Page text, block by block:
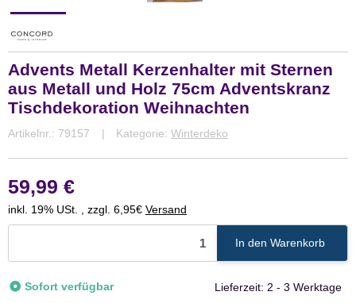
Advents Metall Kerzenhalter mit Sternen
aus Metall und Holz 75cm Adventskranz
Tischdekoration Weihnachten
Artikelnr.: 79157 Kategorie: Winterdeko
59,99 €
inkl. 19% USt. , zzgl. 6,95€ Versand
In den Warenkorb
Sofort verfügbar Lieferzeit: 2 - 3 Werktage